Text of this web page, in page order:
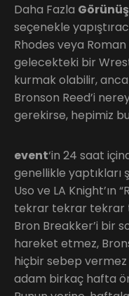
Daha Fazla
seçenekle
Rhodes veya Roman
gelecekteki bir
kurmak olabilir,
Bronson Reed’i
gerekirse, hepimiz
event‘in 24 saat
genellikle
Uso ve LA
tekrar tekrar tekrar
Bron Breakker’i bir
hareket etmez,
hiçbir sebep
adam birkaç hafta